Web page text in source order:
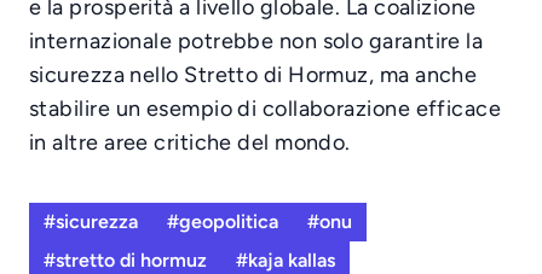
e la prosperità a livello globale. La coalizione
internazionale potrebbe non solo garantire la
sicurezza nello Stretto di Hormuz, ma anche
stabilire un esempio di collaborazione efficace
in altre aree critiche del mondo.
#sicurezza #geopolitica
#onu
#stretto di hormuz
#kaja kallas